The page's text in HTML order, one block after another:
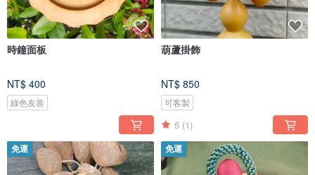
時鐘面板
NT$ 400
綠色友善
葫蘆掛飾
NT$ 850
可客製
5 (1)
免運 免運